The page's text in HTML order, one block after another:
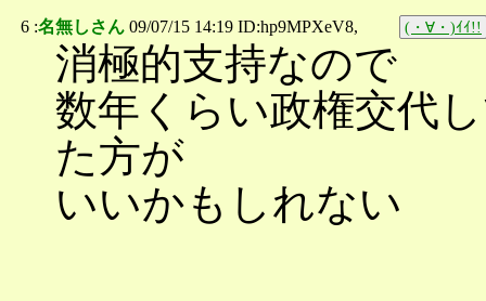
6 :名無しさん 09/07/15 14:19 ID:hp9MPXeV8, (・∀・)ｲｲ!!
消極的支持なので
数年くらい政権交代
た方が
いいかもしれない